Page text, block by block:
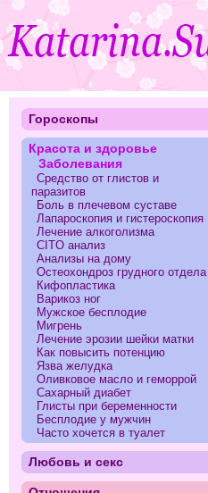
Гороскопы
Красота и здоровье
Заболевания
Средство от глистов и
паразитов
Боль в плечевом суставе
Лапароскопия и гистероскопия
Лечение алкоголизма
CITO анализ
Анализы на дому
Остеохондроз грудного отдела
Кифопластика
Варикоз ног
Мужское бесплодие
Мигрень
Лечение эрозии шейки матки
Как повысить потенцию
Язва желудка
Оливковое масло и геморрой
Сахарный диабет
Глисты при беременности
Бесплодие у мужчин
Часто хочется в туалет
Любовь и секс